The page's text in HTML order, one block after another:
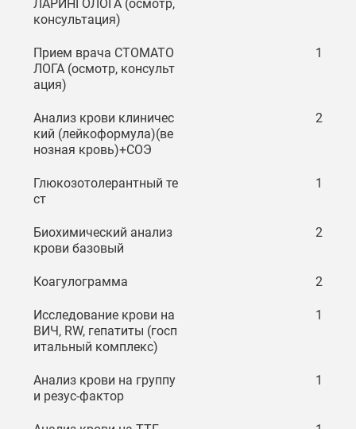
ЛАРИНГОЛОГА (осмотр,
консультация)
Прием врача СТОМАТО
ЛОГА (осмотр, консульт
ация)
1
Анализ крови клиничес
кий (лейкоформула)(ве
нозная кровь)+СОЭ
2
Глюкозотолерантный те
ст
1
Биохимический анализ
крови базовый
2
Коагулограмма 2
Исследование крови на
ВИЧ, RW, гепатиты (госп
итальный комплекс)
1
Анализ крови на группу
и резус-фактор
1